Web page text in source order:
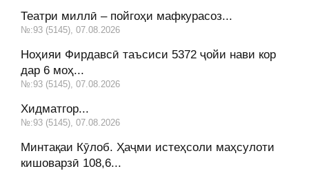
Театри миллӣ – пойгоҳи мафкурасоз...
№:93 (5145), 07.08.2026
Ноҳияи Фирдавсӣ таъсиси 5372 ҷойи нави кор
дар 6 моҳ...
№:93 (5145), 07.08.2026
Хидматгор...
№:93 (5145), 07.08.2026
Минтақаи Кӯлоб. Ҳаҷми истеҳсоли маҳсулоти
кишоварзӣ 108,6...